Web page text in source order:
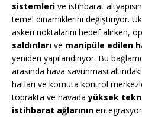
sistemleri ve istihbarat
temel dinamiklerini değiştiriyor.
askeri noktalarını hedef alırken,
saldırıları ve manipüle edilen
yeniden yapılandırıyor. Bu
arasında hava savunması
hatları ve komuta kontrol
toprakta ve havadayüksek
istihbarat ağlarının